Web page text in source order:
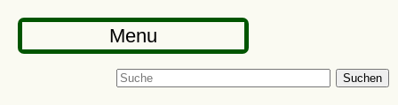
Menu
Suchen